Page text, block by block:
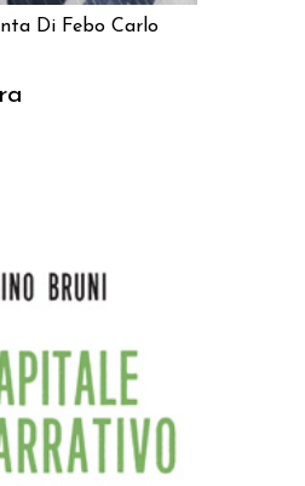
Di Febo Carlo